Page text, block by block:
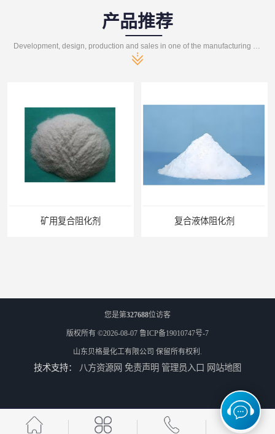
产品推荐
Development, design, production and sales in one of the manufacturing enterprises
矿用复合阻化剂 复合液体阻化剂
您是第327688位访客
版权所有 ©2026-08-07 鲁ICP备19010747号-7
山东贝格曼化工有限公司 保留所有权利.
技术支持： 八方资源网 免责声明 管理员入口 网站地图